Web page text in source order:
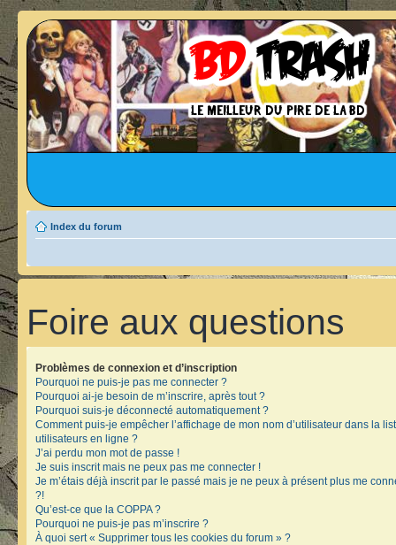
Index du forum
Foire aux questions
Problèmes de connexion et d’inscription
Pourquoi ne puis-je pas me connecter ?
Pourquoi ai-je besoin de m’inscrire, après tout ?
Pourquoi suis-je déconnecté automatiquement ?
Comment puis-je empêcher l’affichage de mon nom d’utilisateur dans la
utilisateurs en ligne ?
J’ai perdu mon mot de passe !
Je suis inscrit mais ne peux pas me connecter !
Je m’étais déjà inscrit par le passé mais je ne peux à présent plus me
?!
Qu’est-ce que la COPPA ?
Pourquoi ne puis-je pas m’inscrire ?
À quoi sert « Supprimer tous les cookies du forum » ?